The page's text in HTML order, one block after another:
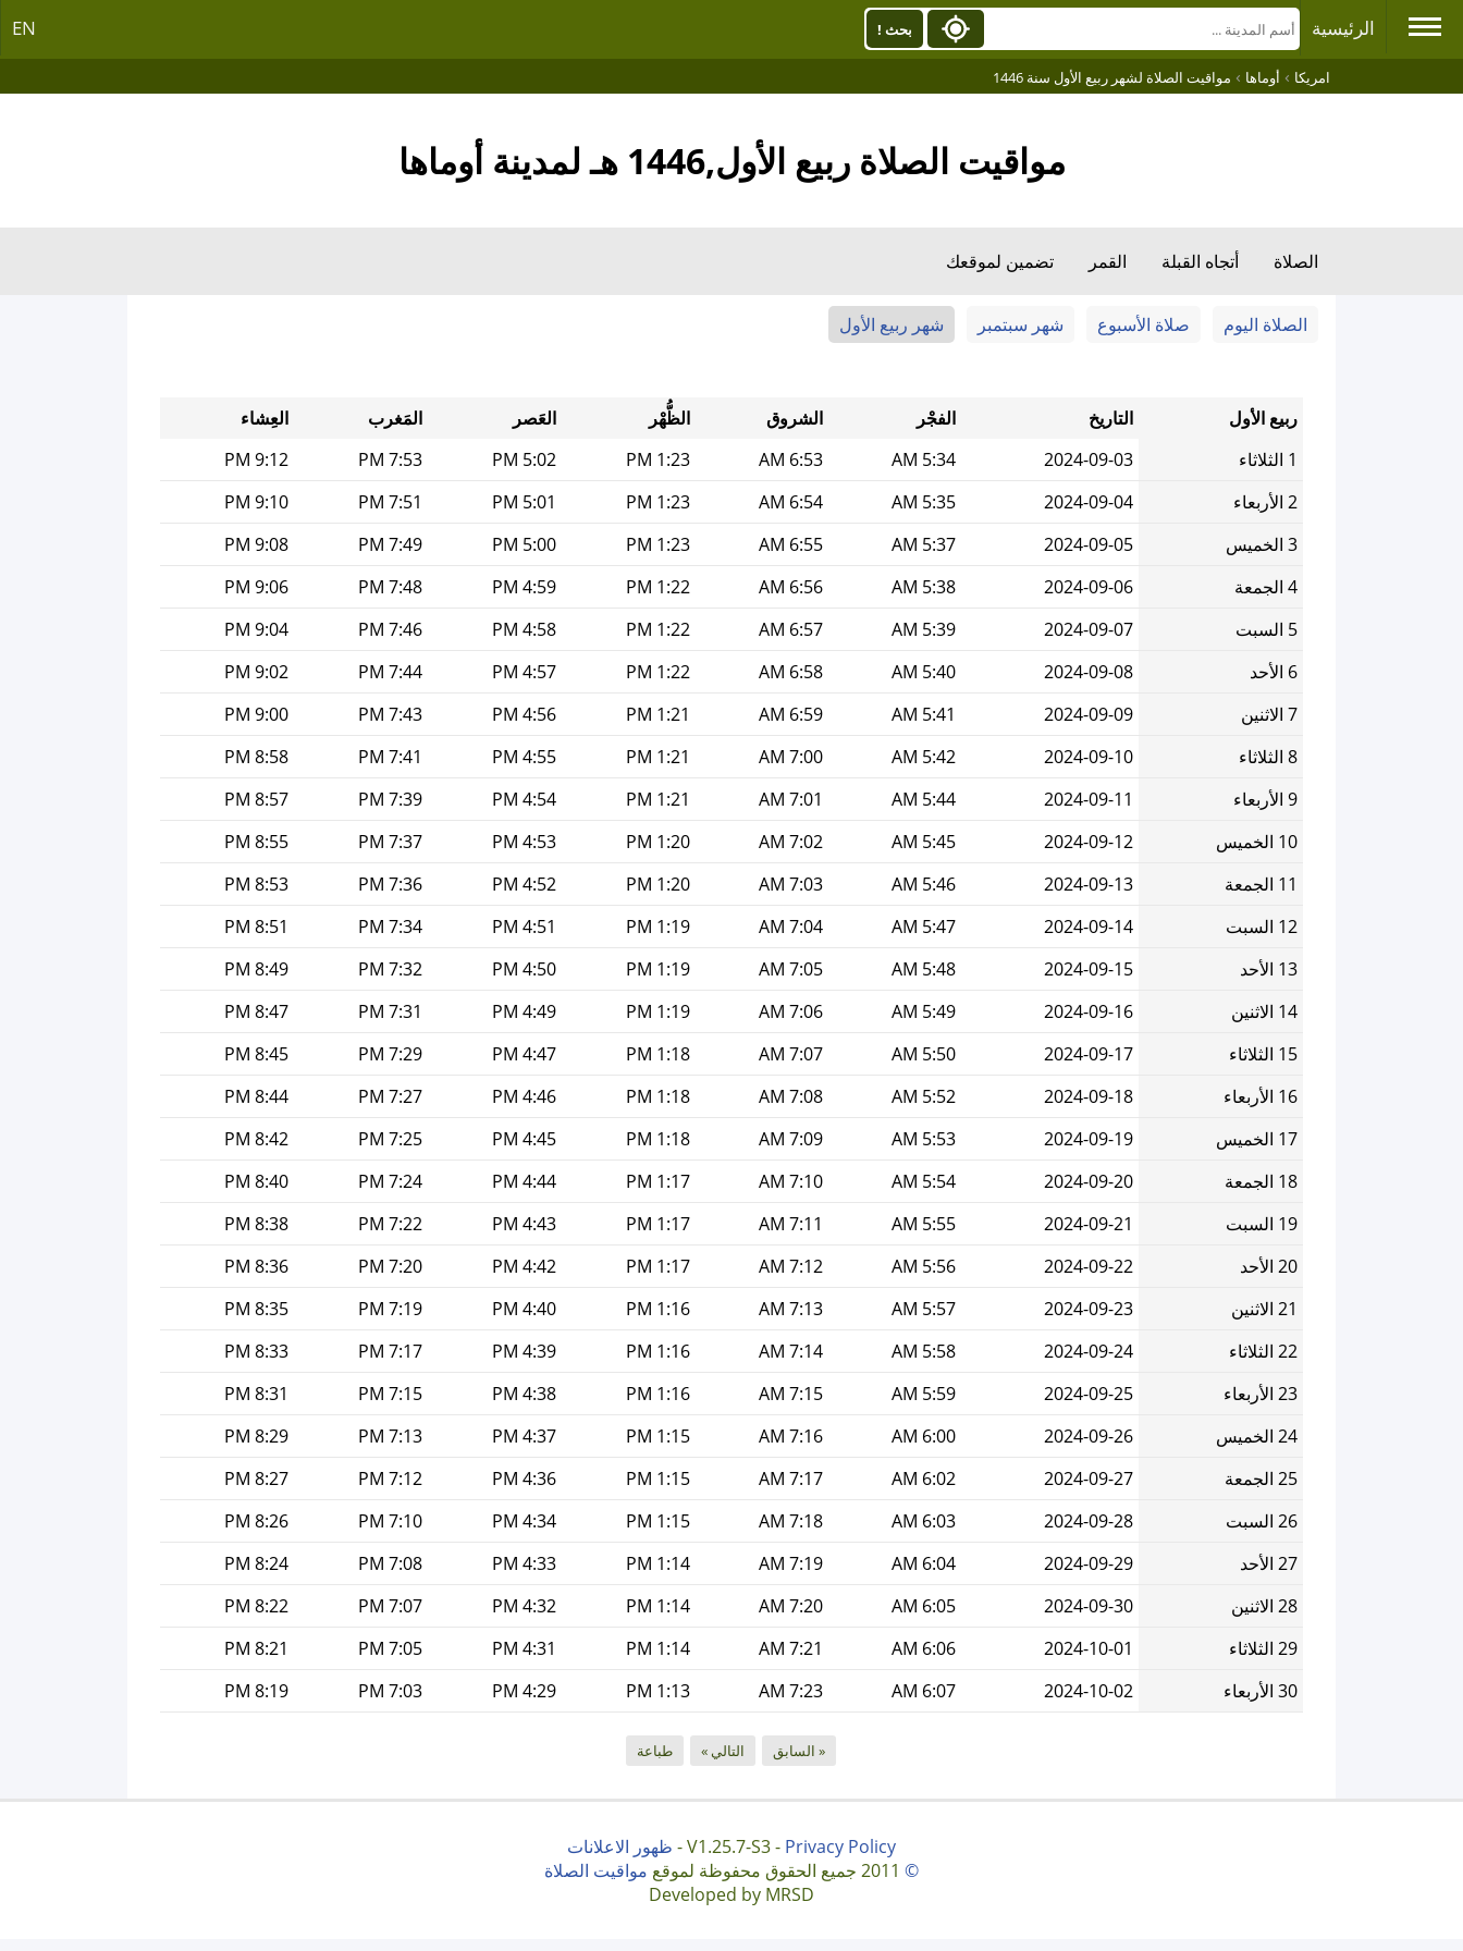
الرئيسية EN بحث !
امريكا › أوماها › مواقيت الصلاة لشهر ربيع الأول سنة 1446
مواقيت الصلاة ربيع الأول,1446 هـ لمدينة أوماها
الصلاة أتجاه القبلة القمر تضمين لموقعك
الصلاة اليوم صلاة الأسبوع شهر سبتمبر شهر ربيع الأول
ربيع الأول التاريخ الفجْر الشروق الظُّهْر العَصر المَغرب
العِشاء
1 الثلاثاء
2024-09-03
5:34 AM
6:53 AM
1:23 PM
5:02 PM
7:53 PM
9:12 PM
2 الأربعاء
2024-09-04
5:35 AM
6:54 AM
1:23 PM
5:01 PM
7:51 PM
9:10 PM
3 الخميس
2024-09-05
5:37 AM
6:55 AM
1:23 PM
5:00 PM
7:49 PM
9:08 PM
4 الجمعة
2024-09-06
5:38 AM
6:56 AM
1:22 PM
4:59 PM
7:48 PM
9:06 PM
5 السبت
2024-09-07
5:39 AM
6:57 AM
1:22 PM
4:58 PM
7:46 PM
9:04 PM
6 الأحد
2024-09-08
5:40 AM
6:58 AM
1:22 PM
4:57 PM
7:44 PM
9:02 PM
7 الاثنين
2024-09-09
5:41 AM
6:59 AM
1:21 PM
4:56 PM
7:43 PM
9:00 PM
8 الثلاثاء
2024-09-10
5:42 AM
7:00 AM
1:21 PM
4:55 PM
7:41 PM
8:58 PM
9 الأربعاء
2024-09-11
5:44 AM
7:01 AM
1:21 PM
4:54 PM
7:39 PM
8:57 PM
10 الخميس
2024-09-12
5:45 AM
7:02 AM
1:20 PM
4:53 PM
7:37 PM
8:55 PM
11 الجمعة
2024-09-13
5:46 AM
7:03 AM
1:20 PM
4:52 PM
7:36 PM
8:53 PM
12 السبت
2024-09-14
5:47 AM
7:04 AM
1:19 PM
4:51 PM
7:34 PM
8:51 PM
13 الأحد
2024-09-15
5:48 AM
7:05 AM
1:19 PM
4:50 PM
7:32 PM
8:49 PM
14 الاثنين
2024-09-16
5:49 AM
7:06 AM
1:19 PM
4:49 PM
7:31 PM
8:47 PM
15 الثلاثاء
2024-09-17
5:50 AM
7:07 AM
1:18 PM
4:47 PM
7:29 PM
8:45 PM
16 الأربعاء
2024-09-18
5:52 AM
7:08 AM
1:18 PM
4:46 PM
7:27 PM
8:44 PM
17 الخميس
2024-09-19
5:53 AM
7:09 AM
1:18 PM
4:45 PM
7:25 PM
8:42 PM
18 الجمعة
2024-09-20
5:54 AM
7:10 AM
1:17 PM
4:44 PM
7:24 PM
8:40 PM
19 السبت
2024-09-21
5:55 AM
7:11 AM
1:17 PM
4:43 PM
7:22 PM
8:38 PM
20 الأحد
2024-09-22
5:56 AM
7:12 AM
1:17 PM
4:42 PM
7:20 PM
8:36 PM
21 الاثنين
2024-09-23
5:57 AM
7:13 AM
1:16 PM
4:40 PM
7:19 PM
8:35 PM
22 الثلاثاء
2024-09-24
5:58 AM
7:14 AM
1:16 PM
4:39 PM
7:17 PM
8:33 PM
23 الأربعاء
2024-09-25
5:59 AM
7:15 AM
1:16 PM
4:38 PM
7:15 PM
8:31 PM
24 الخميس
2024-09-26
6:00 AM
7:16 AM
1:15 PM
4:37 PM
7:13 PM
8:29 PM
25 الجمعة
2024-09-27
6:02 AM
7:17 AM
1:15 PM
4:36 PM
7:12 PM
8:27 PM
26 السبت
2024-09-28
6:03 AM
7:18 AM
1:15 PM
4:34 PM
7:10 PM
8:26 PM
27 الأحد
2024-09-29
6:04 AM
7:19 AM
1:14 PM
4:33 PM
7:08 PM
8:24 PM
28 الاثنين
2024-09-30
6:05 AM
7:20 AM
1:14 PM
4:32 PM
7:07 PM
8:22 PM
29 الثلاثاء
2024-10-01
6:06 AM
7:21 AM
1:14 PM
4:31 PM
7:05 PM
8:21 PM
30 الأربعاء
2024-10-02
6:07 AM
7:23 AM
1:13 PM
4:29 PM
7:03 PM
8:19 PM
« السابق التالي » طباعة
V1.25.7-S3 - Privacy Policy
- ظهور الاعلانات
©
مواقيت الصلاة
Developed by MRSD